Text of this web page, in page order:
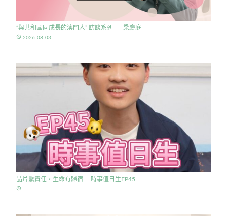
“與共和國同成長的澳門人” 訪談系列——梁慶庭
access_time 2026-08-03
晶片繫責任，生命有歸宿 │ 時事值日生EP45
access_time